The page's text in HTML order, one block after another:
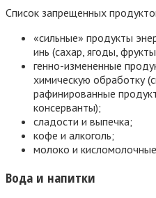
Список запрещенных
«сильные» продукты
инь (сахар, ягоды,
генно-измененные
химическую обработку
рафинированные
консерванты);
сладости и выпечка;
кофе и алкоголь;
молоко и
Вода и напитки